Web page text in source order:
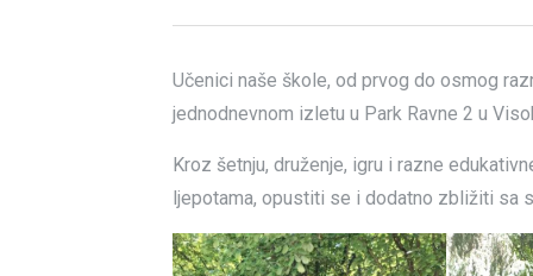
Učenici naše škole, od prvog do osmog
jednodnevnom izletu u Park Ravne 2 u
Kroz šetnju, druženje, igru i razne
ljepotama, opustiti se i dodatno zbližiti sa